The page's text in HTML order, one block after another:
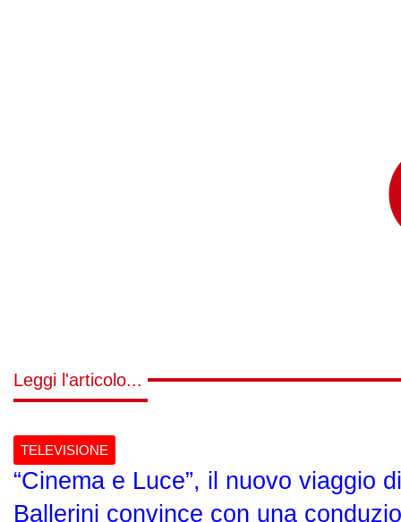
Leggi l'articolo...
TELEVISIONE
“Cinema e Luce”, il nuovo viaggio
Ballerini convince con una